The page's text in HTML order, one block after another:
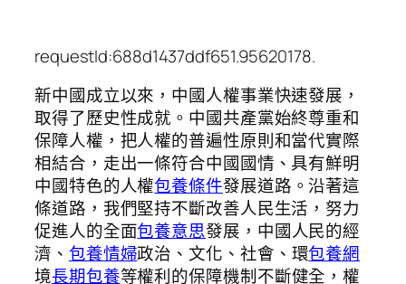
requestId:688d1437ddf651.95620178.
新中國成立以來，中國人權事業快速發展，
取得了歷史性成就。中國共產黨始終尊重和
保障人權，把人權的普遍性原則和當代實際
相結合，走出一條符合中國國情、具有鮮明
中國特色的人權包養條件發展道路。沿著這
條道路，我們堅持不斷改善人民生活，努力
促進人的全面包養意思發展，中國人民的經
濟、 包養情婦政治、文化、社會、環包養網
境長期包養等權利的保障機制不斷健全，權